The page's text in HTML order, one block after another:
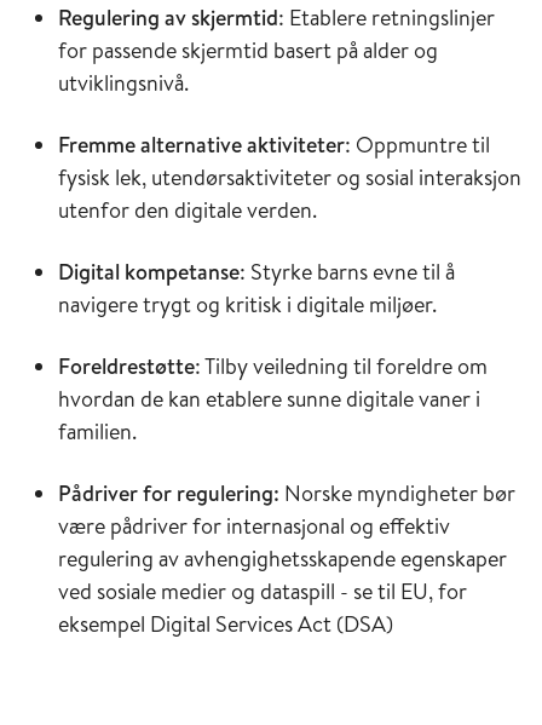
Regulering av skjermtid: Etablere retningslinjer
for passende skjermtid basert på alder og
utviklingsnivå.
Fremme alternative aktiviteter: Oppmuntre til
fysisk lek, utendørsaktiviteter og sosial interaksjon
utenfor den digitale verden.
Digital kompetanse: Styrke barns evne til å
navigere trygt og kritisk i digitale miljøer.
Foreldrestøtte: Tilby veiledning til foreldre om
hvordan de kan etablere sunne digitale vaner i
familien.
Pådriver for regulering: Norske myndigheter bør
være pådriver for internasjonal og effektiv
regulering av avhengighetsskapende egenskaper
ved sosiale medier og dataspill - se til EU, for
eksempel Digital Services Act (DSA)